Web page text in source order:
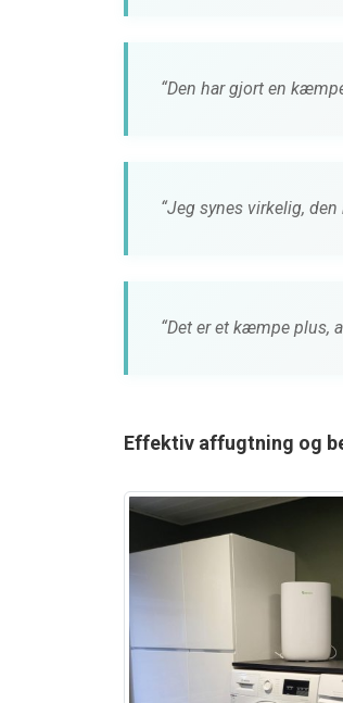
“Den har gjort en
“Jeg synes virkelig,
“Det er et kæmpe plus,
Effektiv affugtning og